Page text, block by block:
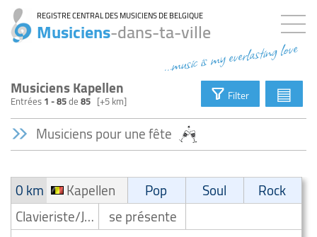
REGISTRE CENTRAL DES MUSICIENS DE BELGIQUE
Musiciens-dans-ta-ville
...music is my everlasting love
Musiciens Kapellen
Entrées1 - 85de85 [+5 km] Filter ▤
Musiciens pour une fête
0 km Kapellen Pop Soul
Rock
Clavieriste/Joueur de clavier/Keyboardiste
se présente